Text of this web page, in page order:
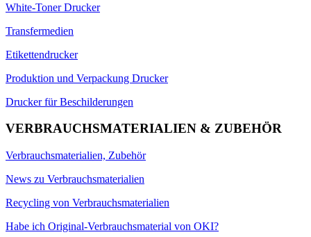
White-Toner Drucker
Transfermedien
Etikettendrucker
Produktion und Verpackung Drucker
Drucker für Beschilderungen
VERBRAUCHSMATERIALIEN & ZUBEHÖR
Verbrauchsmaterialien, Zubehör
News zu Verbrauchsmaterialien
Recycling von Verbrauchsmaterialien
Habe ich Original-Verbrauchsmaterial von OKI?